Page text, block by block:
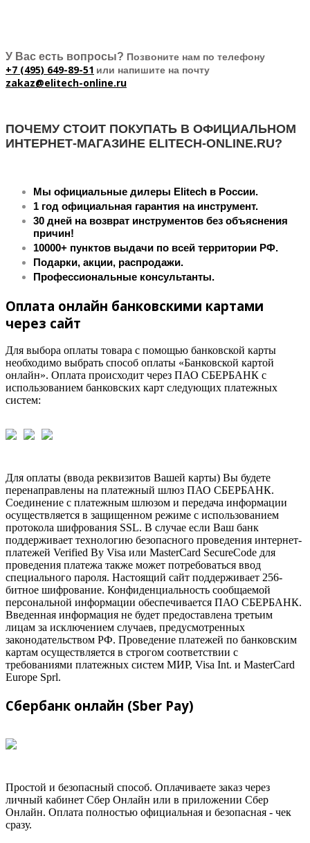
У Вас есть вопросы? Позвоните нам по телефону
+7 (495) 649-89-51 или напишите на почту
zakaz@elitech-online.ru
ПОЧЕМУ СТОИТ ПОКУПАТЬ В ОФИЦИАЛЬНОМ
ИНТЕРНЕТ-МАГАЗИНЕ ELITECH-ONLINE.RU?
Мы официальные дилеры Elitech в России.
1 год официальная гарантия на инструмент.
30 дней на возврат инструментов без объяснения
причин!
10000+ пунктов выдачи по всей территории РФ.
Подарки, акции, распродажи.
Профессиональные консультанты.
Оплата онлайн банковскими картами
через сайт
Для выбора оплаты товара с помощью банковской карты
необходимо выбрать способ оплаты «Банковской картой
онлайн». Оплата происходит через ПАО СБЕРБАНК с
использованием банковских карт следующих платежных
систем:
Для оплаты (ввода реквизитов Вашей карты) Вы будете
перенаправлены на платежный шлюз ПАО СБЕРБАНК.
Соединение с платежным шлюзом и передача информации
осуществляется в защищенном режиме с использованием
протокола шифрования SSL. В случае если Ваш банк
поддерживает технологию безопасного проведения интернет-
платежей Verified By Visa или MasterCard SecureCode для
проведения платежа также может потребоваться ввод
специального пароля. Настоящий сайт поддерживает 256-
битное шифрование. Конфиденциальность сообщаемой
персональной информации обеспечивается ПАО СБЕРБАНК.
Введенная информация не будет предоставлена третьим
лицам за исключением случаев, предусмотренных
законодательством РФ. Проведение платежей по банковским
картам осуществляется в строгом соответствии с
требованиями платежных систем МИР, Visa Int. и MasterCard
Europe Sprl.
Сбербанк онлайн (Sber Pay)
Простой и безопасный способ. Оплачиваете заказ через
личный кабинет Сбер Онлайн или в приложении Сбер
Онлайн. Оплата полностью официальная и безопасная - чек
сразу.